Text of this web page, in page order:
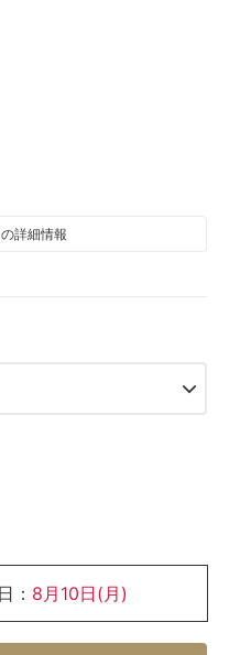
詳細情報
： 8月10日(月)